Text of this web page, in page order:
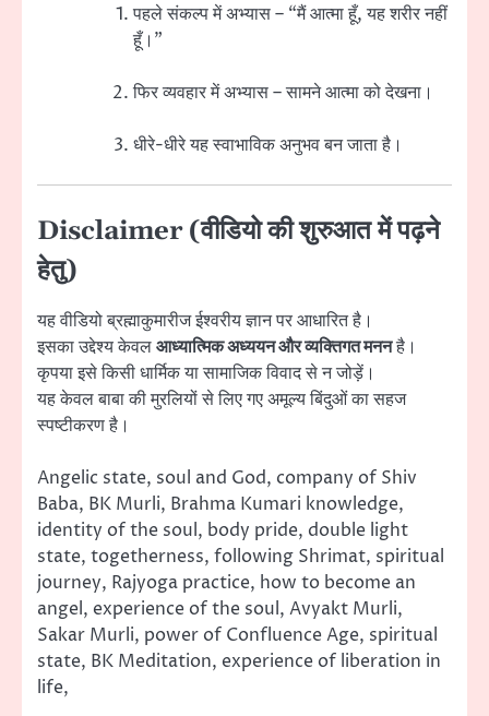
पहले संकल्प में अभ्यास – “मैं आत्मा हूँ, यह शरीर नहीं
हूँ।”
फिर व्यवहार में अभ्यास – सामने आत्मा को देखना।
धीरे-धीरे यह स्वाभाविक अनुभव बन जाता है।
Disclaimer (वीडियो की शुरुआत में पढ़ने
हेतु)
यह वीडियो ब्रह्माकुमारीज ईश्वरीय ज्ञान पर आधारित है।
इसका उद्देश्य केवलआध्यात्मिक अध्ययन और व्यक्तिगत मननहै।
कृपया इसे किसी धार्मिक या सामाजिक विवाद से न जोड़ें।
यह केवल बाबा की मुरलियों से लिए गए अमूल्य बिंदुओं का सहज
स्पष्टीकरण है।
Angelic state, soul and God, company of Shiv
Baba, BK Murli, Brahma Kumari knowledge,
identity of the soul, body pride, double light
state, togetherness, following Shrimat, spiritual
journey, Rajyoga practice, how to become an
angel, experience of the soul, Avyakt Murli,
Sakar Murli, power of Confluence Age, spiritual
state, BK Meditation, experience of liberation in
life,